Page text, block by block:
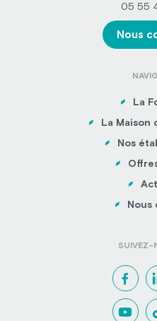
05 55
Nous
La
La Maison
Nos
Nous
SUIVEZ-